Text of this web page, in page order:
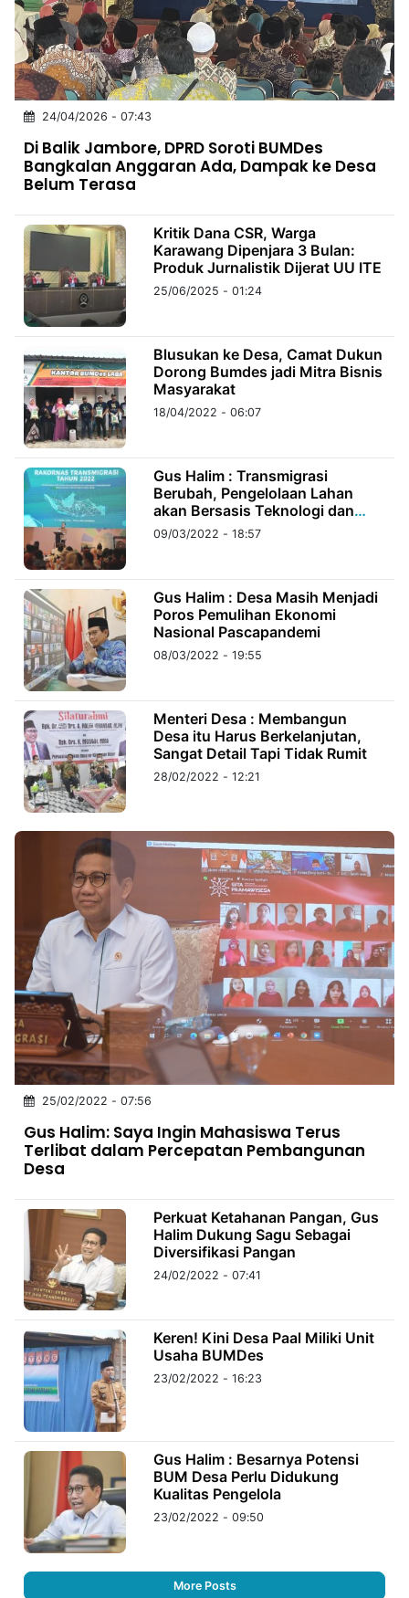
INDONESIA
Partner
NTB
Time
IDN
Jogja
Rakyat
News
Notice
Baru
Kabarbaru
Kabarbaru.co
2026
Kabarbaru
Media
Holding
24/04/2026 - 07:43
Di Balik Jambore, DPRD Soroti BUMDes
Bangkalan Anggaran Ada, Dampak ke Desa
Belum Terasa
Kritik Dana CSR, Warga
Karawang Dipenjara 3 Bulan:
Produk Jurnalistik Dijerat UU ITE
25/06/2025 - 01:24
Blusukan ke Desa, Camat Dukun
Dorong Bumdes jadi Mitra Bisnis
Masyarakat
18/04/2022 - 06:07
Gus Halim : Transmigrasi
Berubah, Pengelolaan Lahan
akan Bersasis Teknologi dan
Dikelola Bersama
09/03/2022 - 18:57
Gus Halim : Desa Masih Menjadi
Poros Pemulihan Ekonomi
Nasional Pascapandemi
08/03/2022 - 19:55
Menteri Desa : Membangun
Desa itu Harus Berkelanjutan,
Sangat Detail Tapi Tidak Rumit
28/02/2022 - 12:21
25/02/2022 - 07:56
Gus Halim: Saya Ingin Mahasiswa Terus
Terlibat dalam Percepatan Pembangunan
Desa
Perkuat Ketahanan Pangan, Gus
Halim Dukung Sagu Sebagai
Diversifikasi Pangan
24/02/2022 - 07:41
Keren! Kini Desa Paal Miliki Unit
Usaha BUMDes
23/02/2022 - 16:23
Gus Halim : Besarnya Potensi
BUM Desa Perlu Didukung
Kualitas Pengelola
23/02/2022 - 09:50
More Posts